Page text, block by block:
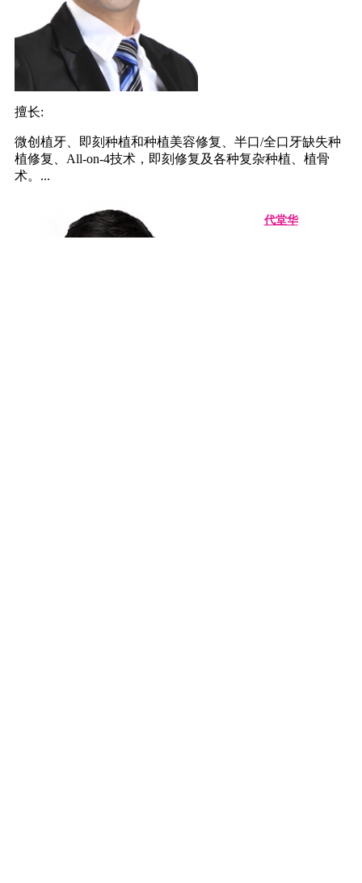
擅长:
微创植牙、即刻种植和种植美容修复、半口/全口牙缺失种
植修复、All-on-4技术，即刻修复及各种复杂种植、植骨
术。...
代堂华